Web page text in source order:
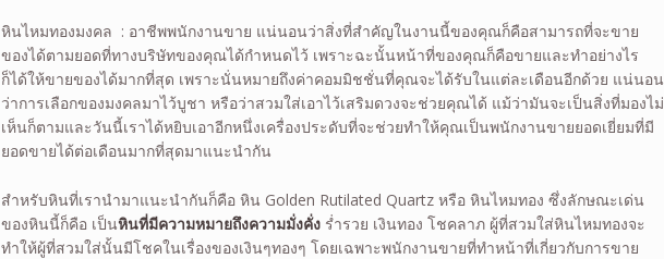
หินไหมทองมงคล : อาชีพพนักงานขาย แน่นอนว่าสิ่งที่สำคัญในงานนี้ของคุณก็คือสามารถที่จะขาย
ของได้ตามยอดที่ทางบริษัทของคุณได้กำหนดไว้ เพราะฉะนั้นหน้าที่ของคุณก็คือขายและทำอย่างไร
ก็ได้ให้ขายของได้มากที่สุด เพราะนั่นหมายถึงค่าคอมมิชชั่นที่คุณจะได้รับในแต่ละเดือนอีกด้วย แน่นอน
ว่าการเลือกของมงคลมาไว้บูชา หรือว่าสวมใส่เอาไว้เสริมดวงจะช่วยคุณได้ แม้ว่ามันจะเป็นสิ่งที่มองไม่
เห็นก็ตามและวันนี้เราได้หยิบเอาอีกหนึ่งเครื่องประดับที่จะช่วยทำให้คุณเป็นพนักงานขายยอดเยี่ยมที่มี
ยอดขายได้ต่อเดือนมากที่สุดมาแนะนำกัน
สำหรับหินที่เรานำมาแนะนำกันก็คือ หิน Golden Rutilated Quartz หรือ หินไหมทอง ซึ่งลักษณะเด่น
ของหินนี้ก็คือ เป็นหินที่มีความหมายถึงความมั่งคั่ง ร่ำรวย เงินทอง โชคลาภ ผู้ที่สวมใส่หินไหมทองจะ
ทำให้ผู้ที่สวมใส่นั้นมีโชคในเรื่องของเงินๆทองๆ โดยเฉพาะพนักงานขายที่ทำหน้าที่เกี่ยวกับการขาย